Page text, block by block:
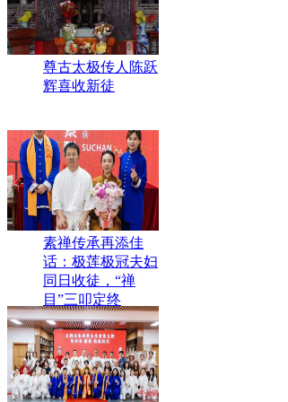
尊古太极传人陈跃
辉喜收新徒
素禅传承再添佳
话：极莲极冠夫妇
同日收徒，“禅
目”三叩定终